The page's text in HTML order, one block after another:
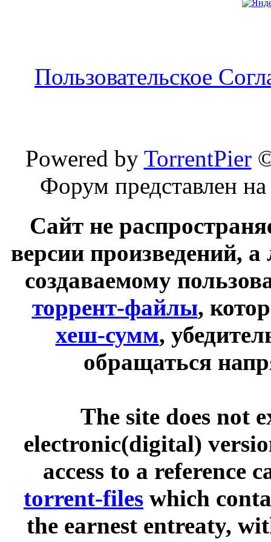
Пользовательское
Powered by TorrentPier
Форум представлен
Сайт не
версии произведений,
создаваемому
торрент-файлы,
хеш-сумм,
обращаться
The site does not
electronic(digital)
access to a reference
torrent-files which
the earnest entreaty,